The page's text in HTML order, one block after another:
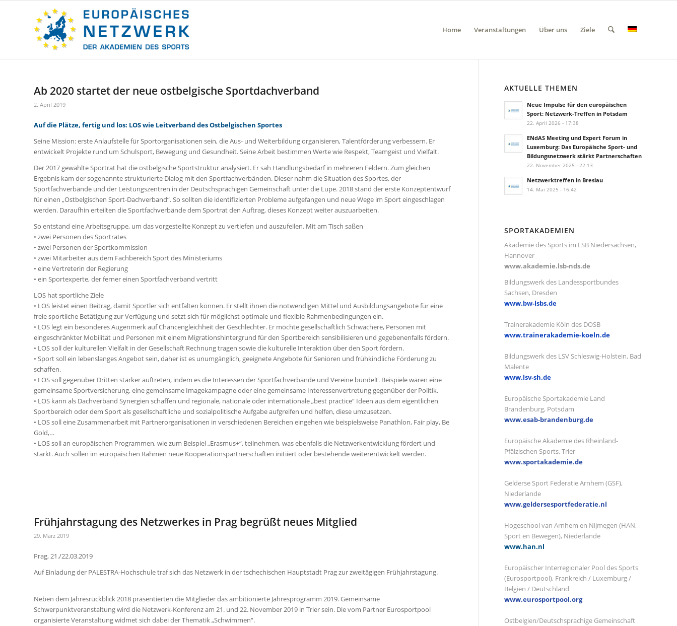
Home Veranstaltungen Über uns Ziele
Ab 2020 startet der neue ostbelgische Sportdachverband
2. April 2019
Auf die Plätze, fertig und los: LOS wie Leitverband des Ostbelgischen Sportes
Seine Mission: erste Anlaufstelle für Sportorganisationen sein, die Aus- und Weiterbildung organisieren, Talentförderung verbessern. Er
entwickelt Projekte rund um Schulsport, Bewegung und Gesundheit. Seine Arbeit bestimmen Werte wie Respekt, Teamgeist und Vielfalt.
Der 2017 gewählte Sportrat hat die ostbelgische Sportstruktur analysiert. Er sah Handlungsbedarf in mehreren Feldern. Zum gleichen
Ergebnis kam der sogenannte strukturierte Dialog mit den Sportfachverbänden. Dieser nahm die Situation des Sportes, der
Sportfachverbände und der Leistungszentren in der Deutschsprachigen Gemeinschaft unter die Lupe. 2018 stand der erste Konzeptentwurf
für einen „Ostbelgischen Sport-Dachverband“. So sollten die identifizierten Probleme aufgefangen und neue Wege im Sport eingeschlagen
werden. Daraufhin erteilten die Sportfachverbände dem Sportrat den Auftrag, dieses Konzept weiter auszuarbeiten.
So entstand eine Arbeitsgruppe, um das vorgestellte Konzept zu vertiefen und auszufeilen. Mit am Tisch saßen
• zwei Personen des Sportrates
• zwei Personen der Sportkommission
• zwei Mitarbeiter aus dem Fachbereich Sport des Ministeriums
• eine Vertreterin der Regierung
• ein Sportexperte, der ferner einen Sportfachverband vertritt
LOS hat sportliche Ziele
• LOS leistet einen Beitrag, damit Sportler sich entfalten können. Er stellt ihnen die notwendigen Mittel und Ausbildungsangebote für eine
freie sportliche Betätigung zur Verfügung und setzt sich für möglichst optimale und flexible Rahmenbedingungen ein.
• LOS legt ein besonderes Augenmerk auf Chancengleichheit der Geschlechter. Er möchte gesellschaftlich Schwächere, Personen mit
eingeschränkter Mobilität und Personen mit einem Migrationshintergrund für den Sportbereich sensibilisieren und gegebenenfalls fördern.
• LOS soll der kulturellen Vielfalt in der Gesellschaft Rechnung tragen sowie die kulturelle Interaktion über den Sport fördern.
• Sport soll ein lebenslanges Angebot sein, daher ist es unumgänglich, geeignete Angebote für Senioren und frühkindliche Förderung zu
schaffen.
• LOS soll gegenüber Dritten stärker auftreten, indem es die Interessen der Sportfachverbände und Vereine bündelt. Beispiele wären eine
gemeinsame Sportversicherung, eine gemeinsame Imagekampagne oder eine gemeinsame Interessenvertretung gegenüber der Politik.
• LOS kann als Dachverband Synergien schaffen und regionale, nationale oder internationale „best practice“ Ideen aus dem eigentlichen
Sportbereich oder dem Sport als gesellschaftliche und sozialpolitische Aufgabe aufgreifen und helfen, diese umzusetzen.
• LOS soll eine Zusammenarbeit mit Partnerorganisationen in verschiedenen Bereichen eingehen wie beispielsweise Panathlon, Fair play, Be
Gold,…
• LOS soll an europäischen Programmen, wie zum Beispiel „Erasmus+“, teilnehmen, was ebenfalls die Netzwerkentwicklung fördert und
stärkt. Auch sollen im europäischen Rahmen neue Kooperationspartnerschaften initiiert oder bestehende weiterentwickelt werden.
Frühjahrstagung des Netzwerkes in Prag begrüßt neues Mitglied
29. März 2019
Prag, 21./22.03.2019
Auf Einladung der PALESTRA-Hochschule traf sich das Netzwerk in der tschechischen Hauptstadt Prag zur zweitägigen Frühjahrstagung.
Neben dem Jahresrückblick 2018 präsentierten die Mitglieder das ambitionierte Jahresprogramm 2019. Gemeinsame
Schwerpunktveranstaltung wird die Netzwerk-Konferenz am 21. und 22. November 2019 in Trier sein. Die vom Partner Eurosportpool
organisierte Veranstaltung widmet sich dabei der Thematik „Schwimmen“.
AKTUELLE THEMEN
Neue Impulse für den europäischen
Sport: Netzwerk-Treffen in Potsdam
22. April 2026 - 17:38
ENdAS Meeting und Expert Forum in
Luxemburg: Das Europäische Sport- und
Bildungsnetzwerk stärkt Partnerschaften
22. November 2025 - 22:13
Netzwerktreffen in Breslau
14. Mai 2025 - 16:42
SPORTAKADEMIEN
Akademie des Sports im LSB Niedersachsen,
Hannover
www.akademie.lsb-nds.de
Bildungswerk des Landessportbundes
Sachsen, Dresden
www.bw-lsbs.de
Trainerakademie Köln des DOSB
www.trainerakademie-koeln.de
Bildungswerk des LSV Schleswig-Holstein, Bad
Malente
www.lsv-sh.de
Europäische Sportakademie Land
Brandenburg, Potsdam
www.esab-brandenburg.de
Europäische Akademie des Rheinland-
Pfälzischen Sports, Trier
www.sportakademie.de
Gelderse Sport Federatie Arnhem (GSF),
Niederlande
www.geldersesportfederatie.nl
Hogeschool van Arnhem en Nijmegen (HAN,
Sport en Bewegen), Niederlande
www.han.nl
Europäischer Interregionaler Pool des Sports
(Eurosportpool), Frankreich / Luxemburg /
Belgien / Deutschland
www.eurosportpool.org
Ostbelgien/Deutschsprachige Gemeinschaft